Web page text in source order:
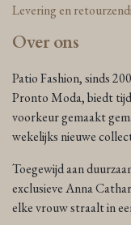
Levering en
Over ons
Patio Fashion, sinds
Pronto Moda, biedt
voorkeur gemaakt
wekelijks nieuwe
Toegewijd aan
exclusieve Anna
elke vrouw straalt in